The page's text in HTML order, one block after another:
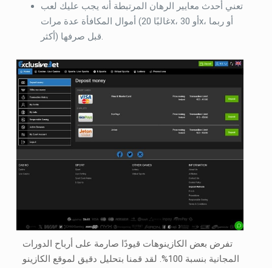
تعني أحدث معايير الرهان المرتبطة أنه يجب عليك لعب
أموال المكافأة عدة مرات (غالبًا 20x، أو 30x، أو ربما
أكثر) قبل صرفها.
تفرض بعض الكازينوهات قيودًا صارمة على أرباح الدورات
المجانية بنسبة 100%. لقد قمنا بتحليل دقيق لموقع الكازينو